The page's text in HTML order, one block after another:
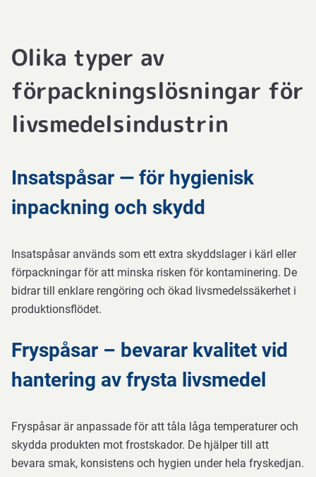
Olika typer av
förpackningslösningar för
livsmedelsindustrin
Insatspåsar — för hygienisk
inpackning och skydd
Insatspåsar används som ett extra skyddslager i kärl eller
förpackningar för att minska risken för kontaminering. De
bidrar till enklare rengöring och ökad livsmedelssäkerhet i
produktionsflödet.
Fryspåsar – bevarar kvalitet vid
hantering av frysta livsmedel
Fryspåsar är anpassade för att tåla låga temperaturer och
skydda produkten mot frostskador. De hjälper till att
bevara smak, konsistens och hygien under hela fryskedjan.